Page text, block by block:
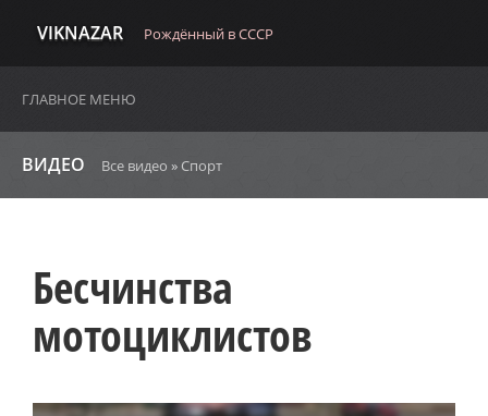
VIKNAZAR Рождённый в СССР
ГЛАВНОЕ МЕНЮ
ВИДЕО Все видео » Спорт
Бесчинства
мотоциклистов